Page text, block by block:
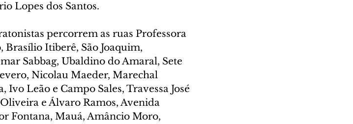
Lopes dos Santos.
percorrem as ruas Professora
Itiberê, São Joaquim,
Sabbag, Ubaldino do Amaral, Sete
Nicolau Maeder, Marechal
Leão e Campo Sales, Travessa José
e Álvaro Ramos, Avenida
Fontana, Mauá, Amâncio Moro,